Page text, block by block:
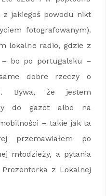
jakiegoś powodu nikt
fotografowanym).
lokalne radio, gdzie z
bo po portugalsku –
dobre rzeczy o
Bywa, że jestem
do gazet albo na
– takie jak ta
przemawiałem po
młodzieży, a pytania
z Lokalnej